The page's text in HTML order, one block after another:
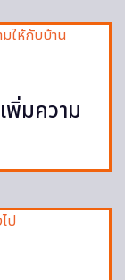
พิ่มความ